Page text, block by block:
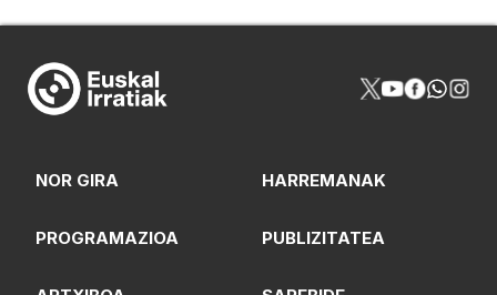
NOR GIRA HARREMANAK
PROGRAMAZIOA PUBLIZITATEA